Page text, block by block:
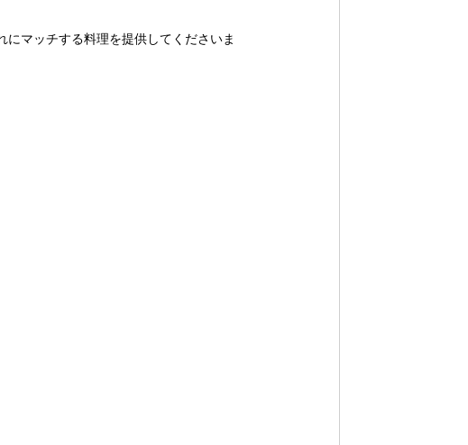
マッチする料理を提供してくださいま